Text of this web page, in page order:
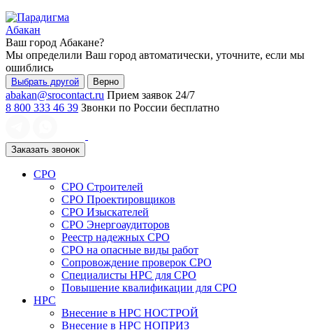
Абакан
Ваш город Абакане?
Мы определили Ваш город автоматически, уточните, если мы
ошиблись
Выбрать другой Верно
abakan@srocontact.ru Прием заявок 24/7
8 800 333 46 39 Звонки по России бесплатно
Заказать звонок
СРО
СРО Строителей
СРО Проектировщиков
СРО Изыскателей
СРО Энергоаудиторов
Реестр надежных СРО
СРО на опасные виды работ
Сопровождение проверок СРО
Специалисты НРС для СРО
Повышение квалификации для СРО
НРС
Внесение в НРС НОСТРОЙ
Внесение в НРС НОПРИЗ